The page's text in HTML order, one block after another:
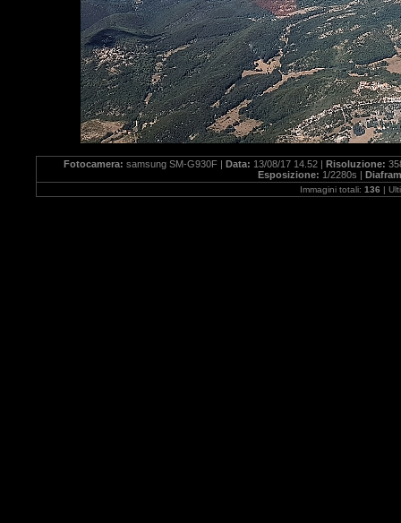
Fotocamera: samsung SM-G930F | Data: 13/08/17 14.52 | Risoluzione:
Esposizione: 1/2280s |
Immagini totali: 136 |